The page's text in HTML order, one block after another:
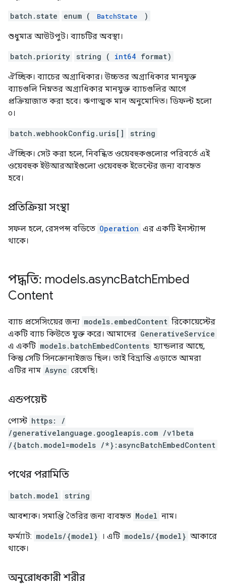
batch.state enum ( BatchState )
শুধুমাত্র আউটপুট। ব্যাচটির অবস্থা।
batch.priority string ( int64 format)
ঐচ্ছিক। ব্যাচের অগ্রাধিকার। উচ্চতর অগ্রাধিকার মানযুক্ত
ব্যাচগুলি নিম্নতর অগ্রাধিকার মানযুক্ত ব্যাচগুলির আগে
প্রক্রিয়াজাত করা হবে। ঋণাত্মক মান অনুমোদিত। ডিফল্ট হলো
০।
batch.webhookConfig.uris[] string
ঐচ্ছিক। সেট করা হলে, নিবন্ধিত ওয়েবহুকগুলোর পরিবর্তে এই
ওয়েবহুক ইউআরআইগুলো ওয়েবহুক ইভেন্টের জন্য ব্যবহৃত
হবে।
প্রতিক্রিয়া সংস্থা
সফল হলে, রেসপন্স বডিতে Operation এর একটি ইনস্ট্যান্স
থাকে।
পদ্ধতি: models.asyncBatchEmbed
Content
ব্যাচ প্রসেসিংয়ের জন্য models.embedContent রিকোয়েস্টের
একটি ব্যাচ কিউতে যুক্ত করে। আমাদের GenerativeService
এ একটি models.batchEmbedContents হ্যান্ডলার আছে,
কিন্তু সেটি সিনক্রোনাইজড ছিল। তাই বিভ্রান্তি এড়াতে আমরা
এটির নাম Async রেখেছি।
এন্ডপয়েন্ট
পোস্ট https: /
/generativelanguage.googleapis.com /v1beta
/{batch.model=models /*}:asyncBatchEmbedContent
পথের পরামিতি
batch.model string
আবশ্যক। সমাপ্তি তৈরির জন্য ব্যবহৃত Model নাম।
ফর্ম্যাট: models/{model} । এটি models/{model} আকারে
থাকে।
অনুরোধকারী শরীর